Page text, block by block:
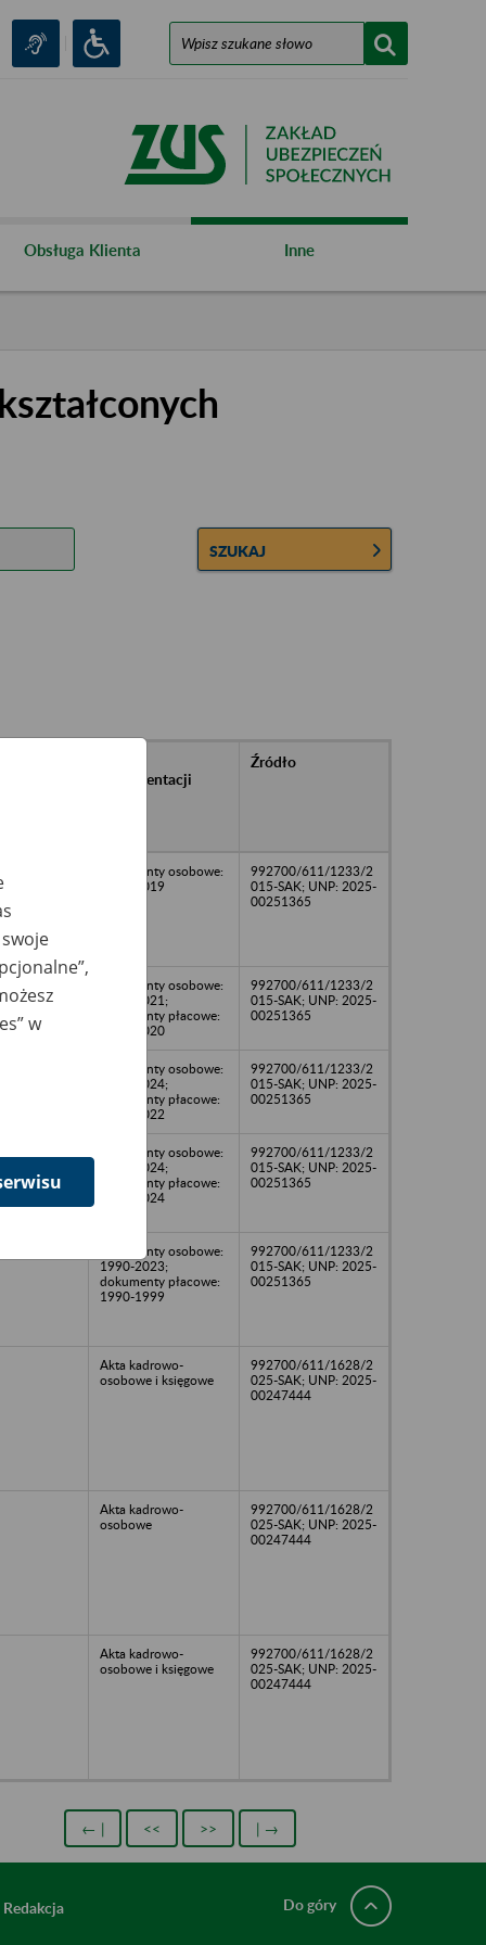
Obsługa Klienta Inne
SZUKAJ
dokumentacji
Źródło
dokumenty osobowe:
2014-2019
992700/611/1233/2
015-SAK; UNP: 2025-
00251365
dokumenty osobowe:
2015-2021;
dokumenty płacowe:
2015-2020
992700/611/1233/2
015-SAK; UNP: 2025-
00251365
dokumenty osobowe:
1999-2024;
dokumenty płacowe:
2019-2022
992700/611/1233/2
015-SAK; UNP: 2025-
00251365
dokumenty osobowe:
2015-2024;
dokumenty płacowe:
2013-2024
992700/611/1233/2
015-SAK; UNP: 2025-
00251365
dokumenty osobowe:
1990-2023;
dokumenty płacowe:
1990-1999
992700/611/1233/2
015-SAK; UNP: 2025-
00251365
Akta kadrowo-
osobowe i księgowe
992700/611/1628/2
025-SAK; UNP: 2025-
00247444
Akta kadrowo-
osobowe
992700/611/1628/2
025-SAK; UNP: 2025-
00247444
Akta kadrowo-
osobowe i księgowe
992700/611/1628/2
025-SAK; UNP: 2025-
00247444
← | << >> | →
Redakcja Do góry
w